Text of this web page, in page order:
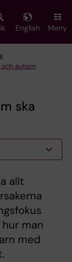
English Meny
och autism
ska
allt
man
med